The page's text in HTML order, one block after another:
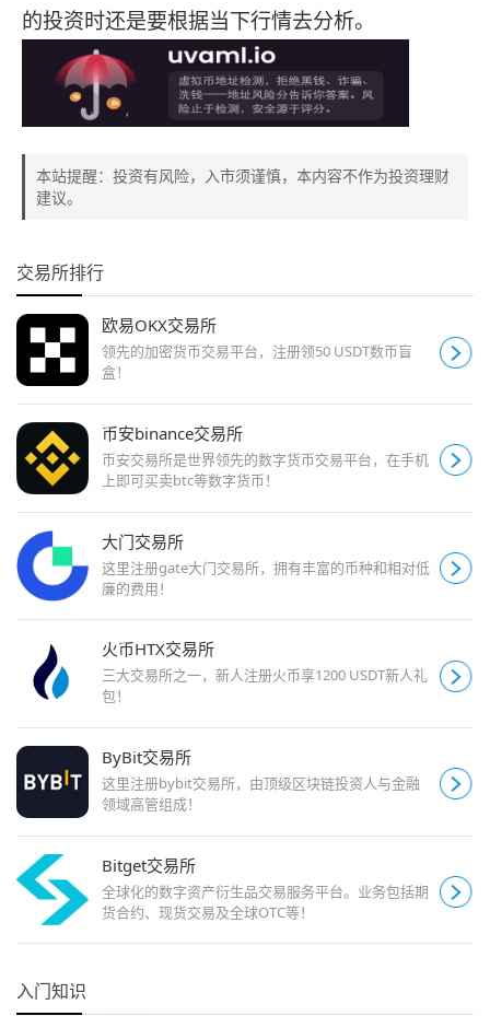
的投资时还是要根据当下行情去分析。
本站提醒：投资有风险，入市须谨慎，本内容不作为投资理财
建议。
交易所排行
欧易OKX交易所
领先的加密货币交易平台，注册领50 USDT数币盲
盒！
币安binance交易所
币安交易所是世界领先的数字货币交易平台，在手机
上即可买卖btc等数字货币！
大门交易所
这里注册gate大门交易所，拥有丰富的币种和相对低
廉的费用！
火币HTX交易所
三大交易所之一，新人注册火币享1200 USDT新人礼
包！
ByBit交易所
这里注册bybit交易所，由顶级区块链投资人与金融
领域高管组成！
Bitget交易所
全球化的数字资产衍生品交易服务平台。业务包括期
货合约、现货交易及全球OTC等！
入门知识